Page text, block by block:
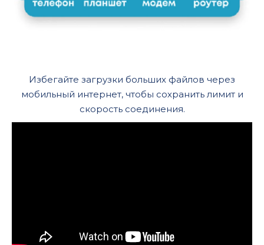
Избегайте загрузки больших файлов через
мобильный интернет, чтобы сохранить лимит и
скорость соединения.